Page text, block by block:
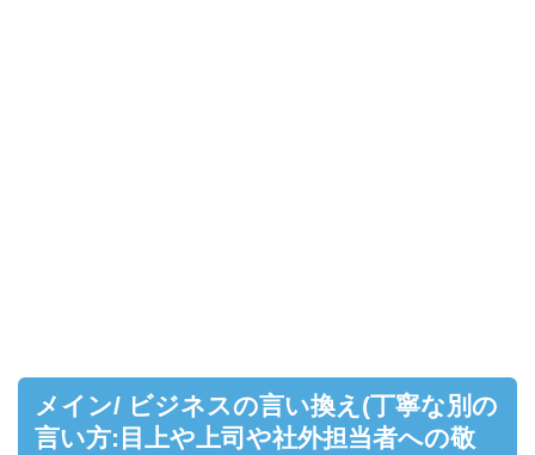
メイン/ ビジネスの言い換え(丁寧な別の
言い方:目上や上司や社外担当者への敬